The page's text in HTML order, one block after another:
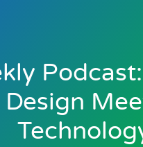
Design